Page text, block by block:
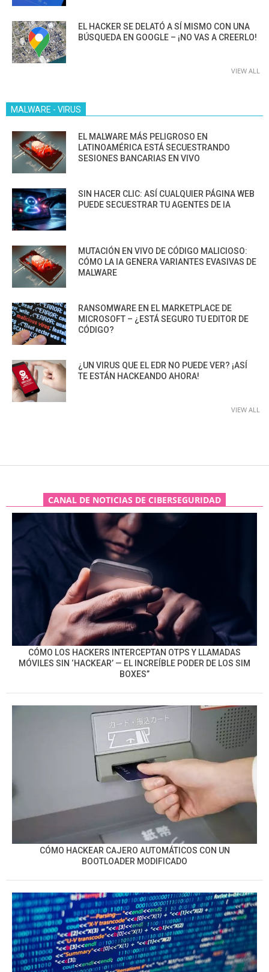
EL HACKER SE DELATÓ A SÍ MISMO CON UNA
BÚSQUEDA EN GOOGLE – ¡NO VAS A CREERLO!
VIEW ALL
MALWARE - VIRUS
EL MALWARE MÁS PELIGROSO EN
LATINOAMÉRICA ESTÁ SECUESTRANDO
SESIONES BANCARIAS EN VIVO
SIN HACER CLIC: ASÍ CUALQUIER PÁGINA WEB
PUEDE SECUESTRAR TU AGENTES DE IA
MUTACIÓN EN VIVO DE CÓDIGO MALICIOSO:
CÓMO LA IA GENERA VARIANTES EVASIVAS DE
MALWARE
RANSOMWARE EN EL MARKETPLACE DE
MICROSOFT – ¿ESTÁ SEGURO TU EDITOR DE
CÓDIGO?
¿UN VIRUS QUE EL EDR NO PUEDE VER? ¡ASÍ
TE ESTÁN HACKEANDO AHORA!
VIEW ALL
CANAL DE NOTICIAS DE CIBERSEGURIDAD
CÓMO LOS HACKERS INTERCEPTAN OTPS Y LLAMADAS
MÓVILES SIN ‘HACKEAR’ — EL INCREÍBLE PODER DE LOS SIM
BOXES”
CÓMO HACKEAR CAJERO AUTOMÁTICOS CON UN
BOOTLOADER MODIFICADO